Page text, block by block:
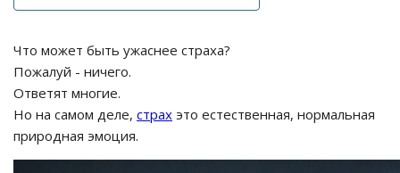
Что может быть ужаснее страха?
Пожалуй - ничего.
Ответят многие.
Но на самом деле, страх это естественная, нормальная
природная эмоция.